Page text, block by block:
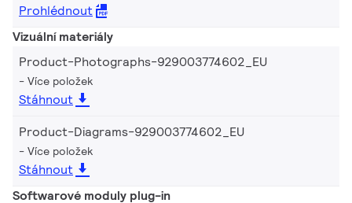
Prohlédnout
Vizuální materiály
Product-Photographs-929003774602_EU
Více položek
Stáhnout
Product-Diagrams-929003774602_EU
Více položek
Stáhnout
Softwarové moduly plug-in